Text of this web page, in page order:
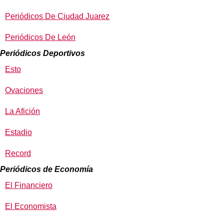
Periódicos De Ciudad Juarez
Periódicos De León
Periódicos Deportivos
Esto
Ovaciones
La Afición
Estadio
Record
Periódicos de Economía
El Financiero
El Economista